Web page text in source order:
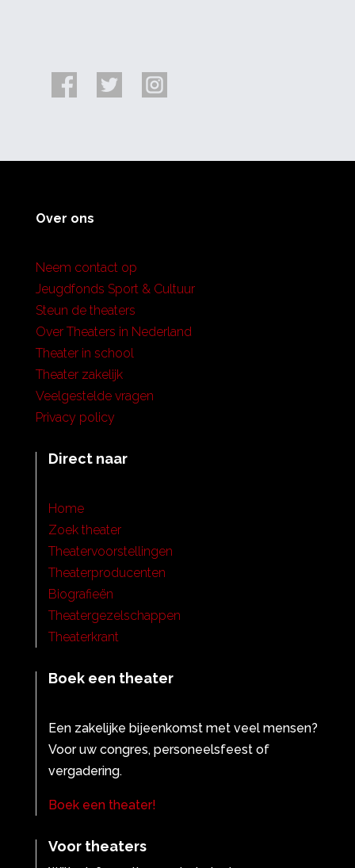
Over ons
Neem contact op
Jeugdfonds Sport & Cultuur
Steun de theaters
Over Theaters in Nederland
Theater in school
Theater zakelijk
Veelgestelde vragen
Privacy policy
Direct naar
Home
Zoek theater
Theatervoorstellingen
Theaterproducenten
Biografieën
Theatergezelschappen
Theaterkrant
Boek een theater
Een zakelijke bijeenkomst met veel mensen?
Voor uw congres, personeelsfeest of
vergadering.
Boek een theater!
Voor theaters